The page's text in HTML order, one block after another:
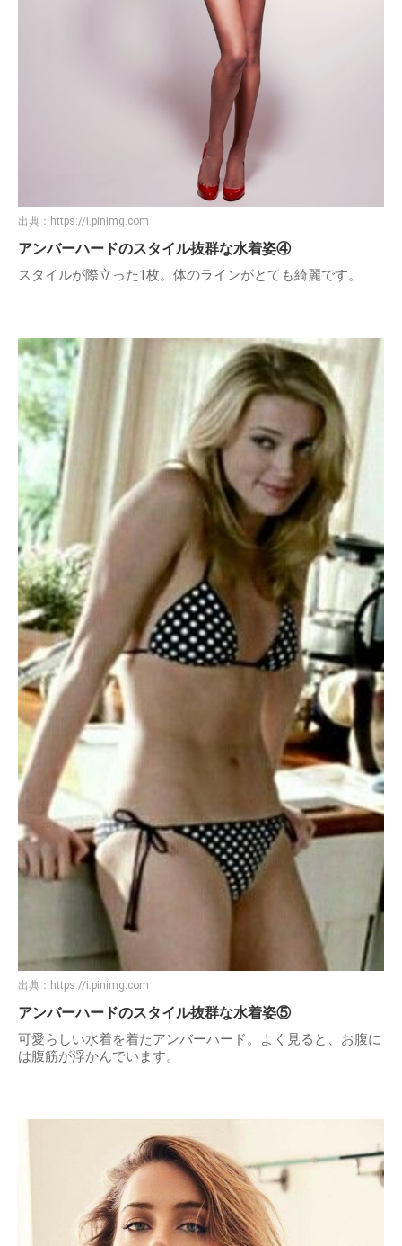
出典： https://i.pinimg.com
アンバーハードのスタイル抜群な水着姿④
スタイルが際立った1枚。体のラインがとても綺麗です。
出典： https://i.pinimg.com
アンバーハードのスタイル抜群な水着姿⑤
可愛らしい水着を着たアンバーハード。よく見ると、お腹に
は腹筋が浮かんでいます。